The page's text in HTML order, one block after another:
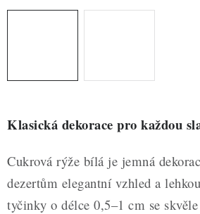
NOVÉ ZBOŽÍ
Nepřevzetí zásilky na dobírku
Podmínky ochrany osobních údajů
Klasická dekorace pro každou
Cukrová rýže bílá je jemná
dezertům elegantní vzhled a
tyčinky o délce 0,5–1 cm se